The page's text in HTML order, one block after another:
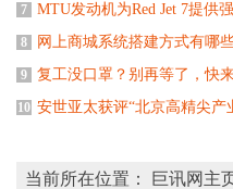
7 MTU发动机为Red Jet 7提供
8 网上商城系统搭建方式有哪
9 复工没口罩？别再等了，快
10 安世亚太获评“北京高精尖产
当前所在位置： 巨讯网主